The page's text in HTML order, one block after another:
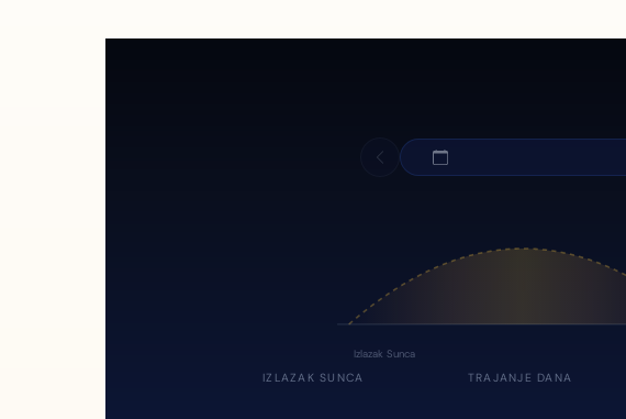
Izlazak Sunca
IZLAZAK SUNCA TRAJANJE DANA